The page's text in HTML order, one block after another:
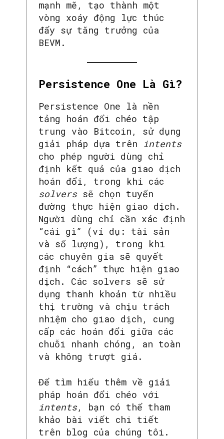
mạnh mẽ, tạo thành một
vòng xoáy động lực thúc
đẩy sự tăng trưởng của
BEVM.
Persistence One Là Gì?
Persistence One là nền
tảng hoán đổi chéo tập
trung vào Bitcoin, sử dụng
giải pháp dựa trên intents
cho phép người dùng chỉ
định kết quả của giao dịch
hoán đổi, trong khi các
solverssẽ chọn tuyến
đường thực hiện giao dịch.
Người dùng chỉ cần xác định
“cái gì” (ví dụ: tài sản
và số lượng), trong khi
các chuyên gia sẽ quyết
định “cách” thực hiện giao
dịch. Các solvers sẽ sử
dụng thanh khoản từ nhiều
thị trường và chịu trách
nhiệm cho giao dịch, cung
cấp các hoán đổi giữa các
chuỗi nhanh chóng, an toàn
và không trượt giá.
Để tìm hiểu thêm về giải
pháp hoán đổi chéo với
intents, bạn có thể tham
khảo bài viết chi tiết
trên blog của chúng tôi.